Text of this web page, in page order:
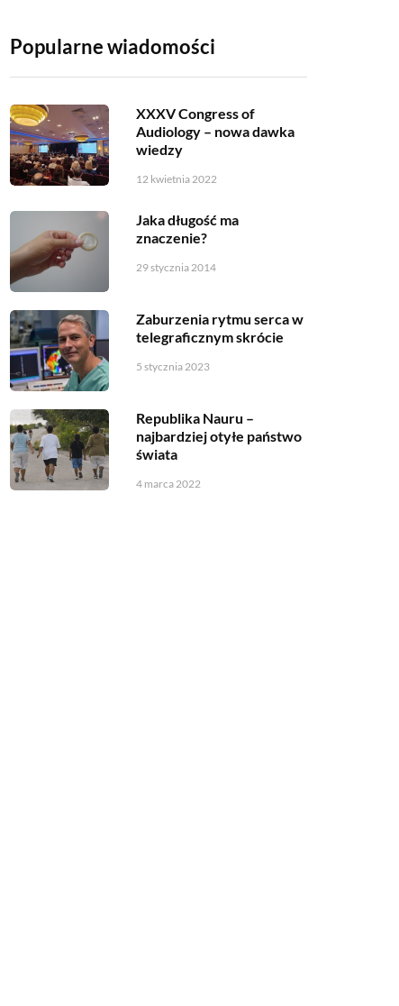
Popularne wiadomości
XXXV Congress of
Audiology – nowa dawka
wiedzy
12 kwietnia 2022
Jaka długość ma
znaczenie?
29 stycznia 2014
Zaburzenia rytmu serca w
telegraficznym skrócie
5 stycznia 2023
Republika Nauru –
najbardziej otyłe państwo
świata
4 marca 2022